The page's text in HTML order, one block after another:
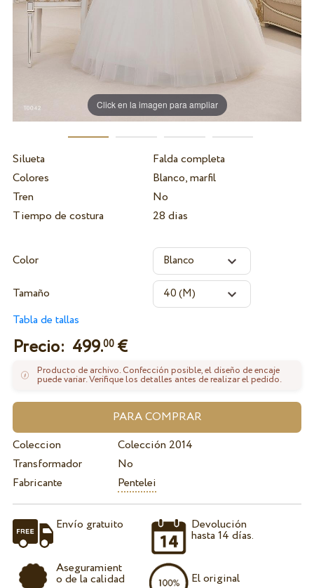
Click en la imagen para ampliar
Silueta
Falda completa
Colores
Blanco, marfil
Tren
No
Tiempo de costura
28 dias
Color
Tamaño
Tabla de tallas
Precio: 499.00€
Producto de archivo. Confección posible, el diseño de encaje
puede variar. Verifique los detalles antes de realizar el pedido.
Coleccion
Colección 2014
Transformador
No
Fabricante
Pentelei
Envío gratuito
Aseguramient
o de la calidad
Devolución
hasta 14 días.
El original